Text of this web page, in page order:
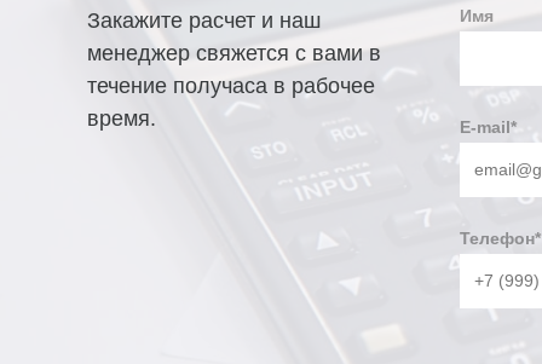
Закажите расчет и наш
менеджер свяжется с вами в
течение получаса в рабочее
время.
Имя
E-mail*
Телефон*